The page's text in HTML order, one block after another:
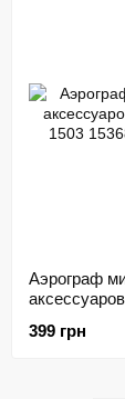
Аэрограф
399 грн